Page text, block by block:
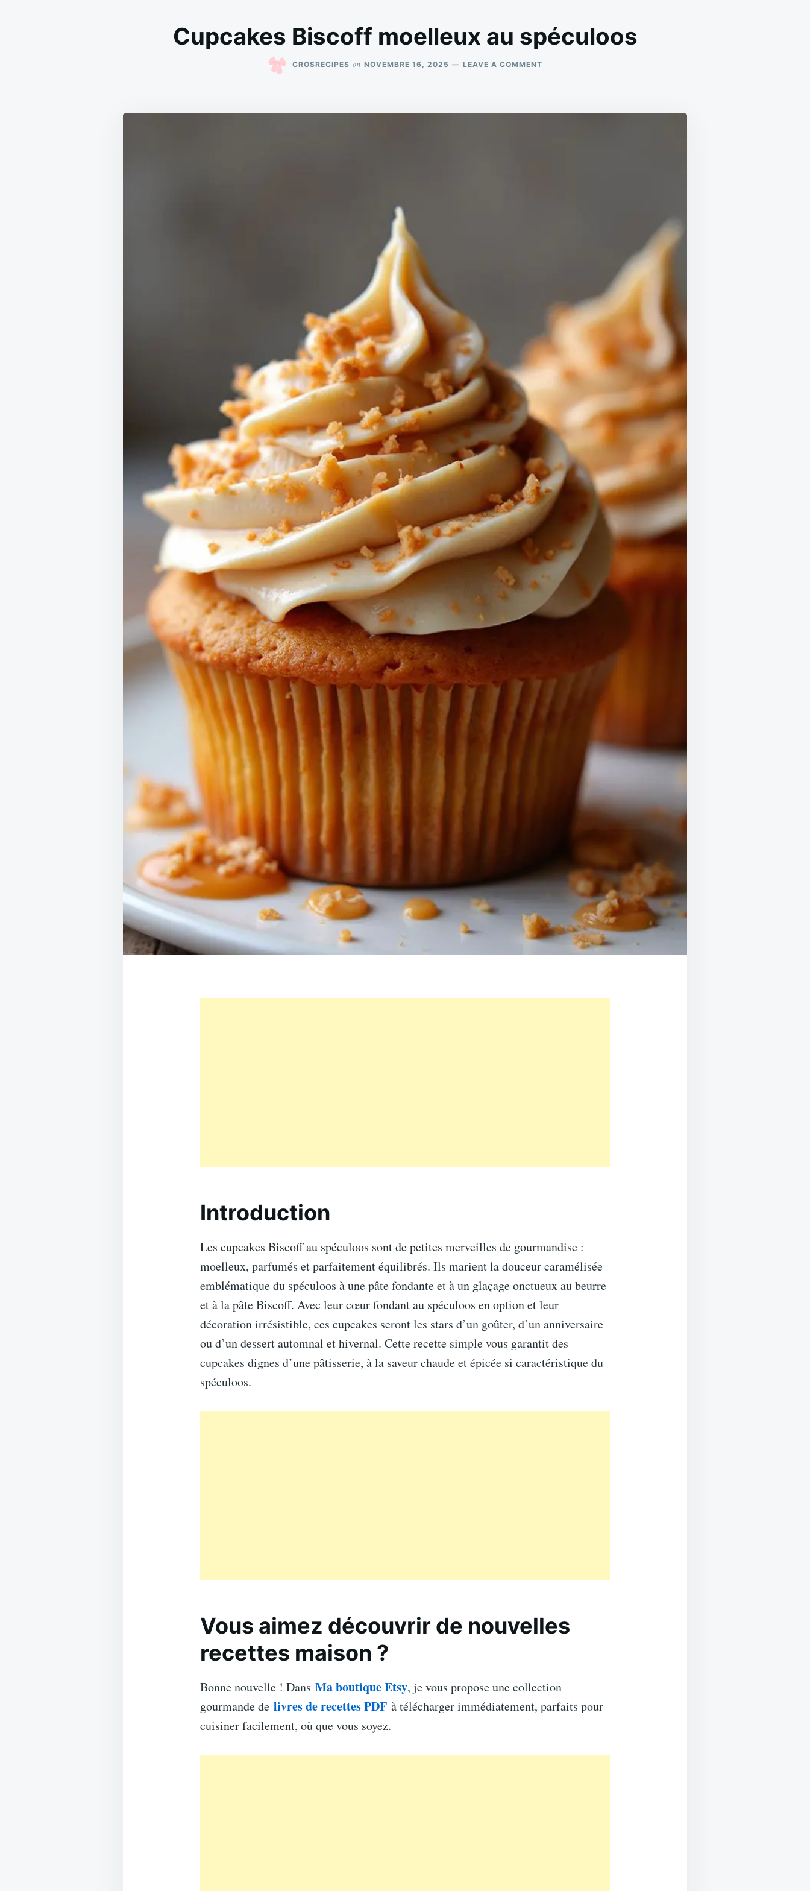
Cupcakes Biscoff moelleux au spéculoos
CROSRECIPES on NOVEMBRE 16, 2025 LEAVE A COMMENT
Introduction
Les cupcakes Biscoff au spéculoos sont de petites merveilles de gourmandise :
moelleux, parfumés et parfaitement équilibrés. Ils marient la douceur caramélisée
emblématique du spéculoos à une pâte fondante et à un glaçage onctueux au beurre
et à la pâte Biscoff. Avec leur cœur fondant au spéculoos en option et leur
décoration irrésistible, ces cupcakes seront les stars d’un goûter, d’un anniversaire
ou d’un dessert automnal et hivernal. Cette recette simple vous garantit des
cupcakes dignes d’une pâtisserie, à la saveur chaude et épicée si caractéristique du
spéculoos.
Vous aimez découvrir de nouvelles
recettes maison ?
Bonne nouvelle ! Dans Ma boutique Etsy, je vous propose une collection
gourmande de livres de recettes PDF à télécharger immédiatement, parfaits pour
cuisiner facilement, où que vous soyez.